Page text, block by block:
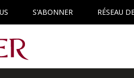
S'ABONNER RÉSEAU